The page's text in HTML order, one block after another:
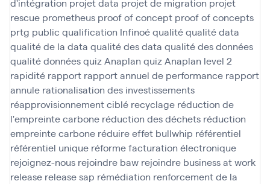
d'intégration projet data projet de migration projet
rescue prometheus proof of concept proof of concepts
prtg public qualification Infinoéqualitéqualité data
qualité de la data qualité des data qualité des données
qualité donnéesquiz Anaplan quiz Anaplan level 2
rapidité rapport rapport annuel de performance rapport
annule rationalisation des investissements
réapprovisionnement ciblé recyclage réduction de
l'empreinte carbone réduction des déchets réduction
empreinte carbone réduire effet bullwhip référentiel
référentiel unique réforme facturation électronique
rejoignez-nous rejoindre baw rejoindre business at work
release release sap rémédiation renforcement de la